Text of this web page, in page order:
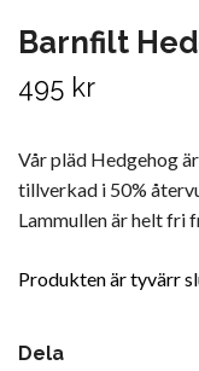
Barnfilt
495 kr
Vår pläd Hedgehog
tillverkad i 50%
Lammullen är helt fri
Produkten är tyvärr
Dela